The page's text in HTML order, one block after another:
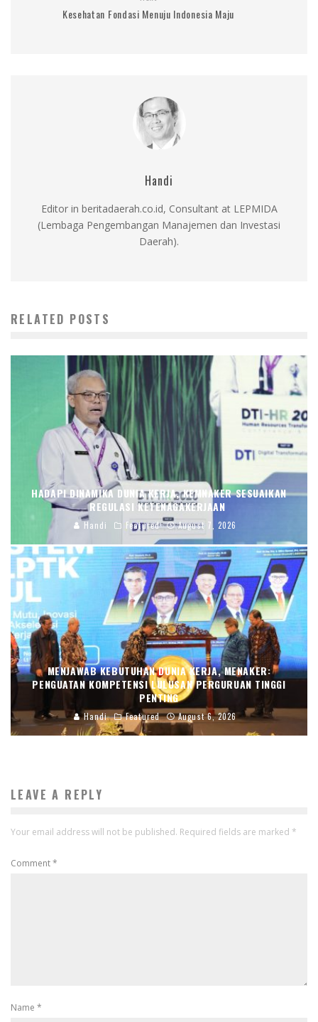
Kesehatan Fondasi Menuju Indonesia Maju
Handi
Editor in beritadaerah.co.id, Consultant at LEPMIDA
(Lembaga Pengembangan Manajemen dan Investasi
Daerah).
RELATED POSTS
HADAPI DINAMIKA DUNIA KERJA, KEMNAKER SESUAIKAN
REGULASI KETENAGAKERJAAN
Handi Featured August 7, 2026
MENJAWAB KEBUTUHAN DUNIA KERJA, MENAKER:
PENGUATAN KOMPETENSI LULUSAN PERGURUAN TINGGI
PENTING
Handi Featured August 6, 2026
LEAVE A REPLY
Your email address will not be published. Required fields are marked *
Comment*
Name *